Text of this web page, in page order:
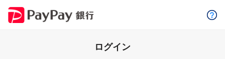
ログイン